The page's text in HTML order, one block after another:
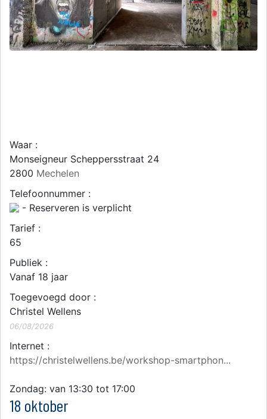
Waar :
Monseigneur Scheppersstraat 24
2800 Mechelen
Telefoonnummer :
- Reserveren is verplicht
Tarief :
65
Publiek :
Vanaf 18 jaar
Toegevoegd door :
Christel Wellens
06/08/2026
Internet :
https://christelwellens.be/workshop-smartphon...
Zondag: van 13:30 tot 17:00
18 oktober